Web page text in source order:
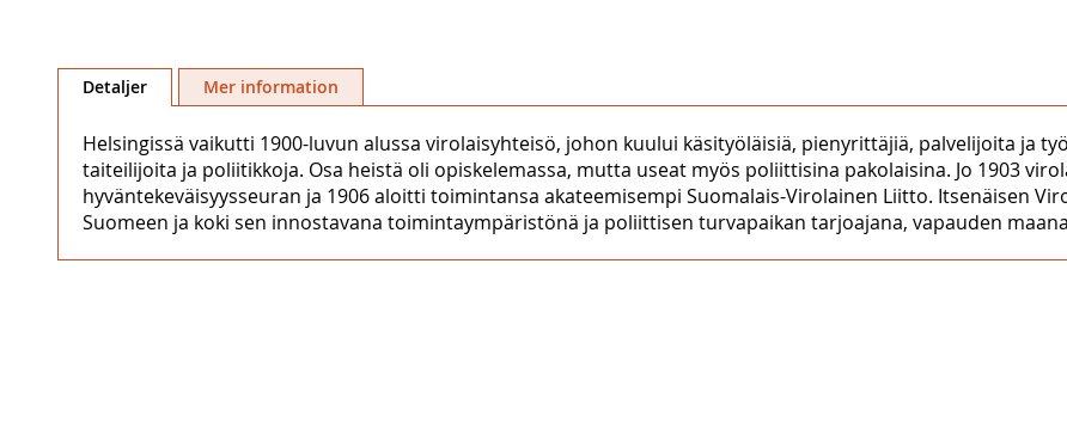
till
bildgalleriet
Detaljer
Helsingissä vaikutti 1900-luvun alussa virolaisyhteisö, johon kuului käsityöläisiä, pienyrittäjiä, palvelijoita ja
taiteilijoita ja poliitikkoja. Osa heistä oli opiskelemassa, mutta useat myös poliittisina pakolaisina. Jo 1903
hyväntekeväisyysseuran ja 1906 aloitti toimintansa akateemisempi Suomalais-Virolainen Liitto. Itsenäisen
Suomeen ja koki sen innostavana toimintaympäristönä ja poliittisen turvapaikan tarjoajana, vapauden
Mer information